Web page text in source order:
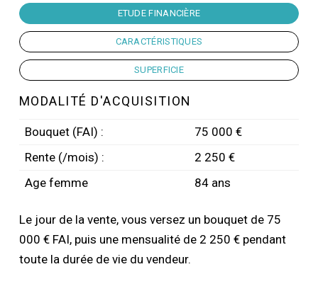
ETUDE FINANCIÈRE
CARACTÉRISTIQUES
SUPERFICIE
MODALITÉ D'ACQUISITION
Bouquet (FAI) :
75 000 €
Rente (/mois) :
2 250 €
Age femme
84 ans
Le jour de la vente, vous versez un bouquet de 75
000 € FAI, puis une mensualité de 2 250 € pendant
toute la durée de vie du vendeur.